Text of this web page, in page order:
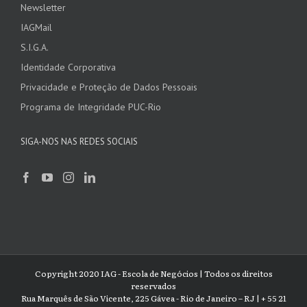
Newsletter
IAGMail
S.I.G.A.
Identidade Corporativa
Privacidade e Proteção de Dados Pessoais
Programa de Integridade PUC-Rio
SIGA-NOS NAS REDES SOCIAIS
Copyright 2020 IAG - Escola de Negócios | Todos os direitos
reservados
Rua Marquês de São Vicente, 225 Gávea - Rio de Janeiro – RJ | + 55 21